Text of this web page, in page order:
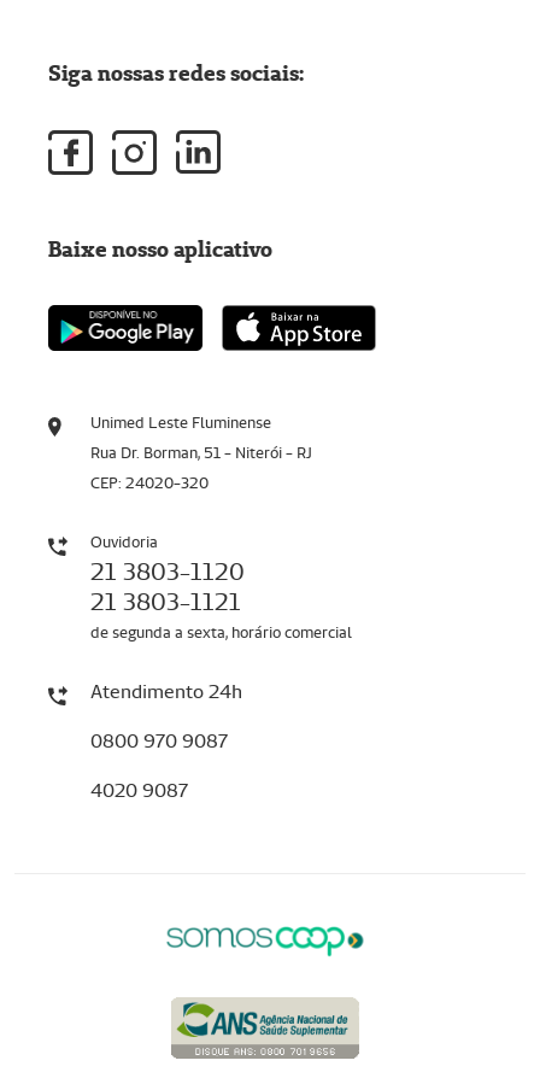
Unimed Leste Fluminense
Rua Dr. Borman, 51 - Niterói - RJ
CEP: 24020-320
Ouvidoria
21 3803-1120
21 3803-1121
de segunda a sexta, horário comercial
Atendimento 24h
0800 970 9087
4020 9087
Siga nossas redes sociais:
Baixe nosso aplicativo